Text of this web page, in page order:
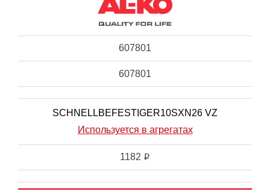
607801
607801
SCHNELLBEFESTIGER10SXN26 VZ
Используется в агрегатах
1182 i